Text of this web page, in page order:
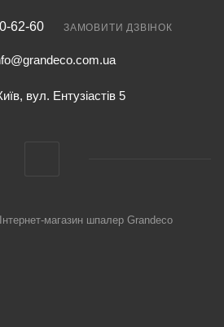
62-60 ЗАМОВИТИ ДЗВІНОК
вул. Ентузіастів 5
магазин шпалер Grandeco